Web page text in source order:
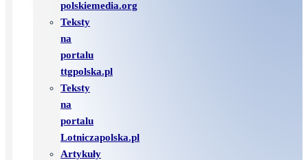
polskiemedia.org
Teksty
na
portalu
ttgpolska.pl
Teksty
na
portalu
Lotniczapolska.pl
Artykuły